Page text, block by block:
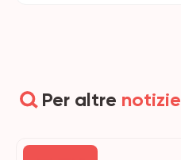
Per altre notizie